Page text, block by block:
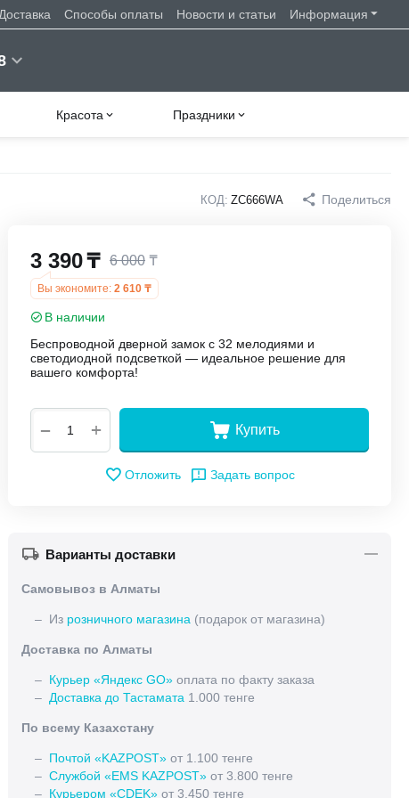
Доставка Способы оплаты Новости и статьи Информация
Красота Праздники
КОД: ZC666WA Поделиться
3 390₸ 6 000 ₸
Вы экономите: 2 610 ₸
В наличии
Беспроводной дверной замок с 32 мелодиями и
светодиодной подсветкой — идеальное решение для
вашего комфорта!
+
− Купить
Отложить Задать вопрос
Варианты доставки
Самовывоз в Алматы
– Из розничного магазина (подарок от магазина)
Доставка по Алматы
– Курьер «Яндекс GO» оплата по факту заказа
– Доставка до Тастамата 1.000 тенге
По всему Казахстану
– Почтой «KAZPOST» от 1.100 тенге
– Службой «EMS KAZPOST» от 3.800 тенге
– Курьером «CDEK» от 3.450 тенге